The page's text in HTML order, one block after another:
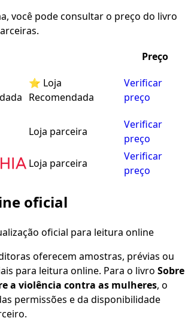
você pode consultar o preço do livro
Preço
⭐ Loja
Recomendada
Verificar
preço
Loja parceira
Verificar
preço
Loja parceira
Verificar
preço
oficial
oferecem amostras, prévias ou
para leitura online. Para o livro Sobre
a violência contra as mulheres, o
permissões e da disponibilidade